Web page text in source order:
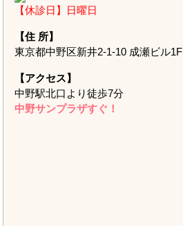
【休診日】日曜日
【住 所】
東京都中野区新井2-1-10 成瀬ビル1F
【アクセス】
中野駅北口より徒歩7分
中野サンプラザすぐ！